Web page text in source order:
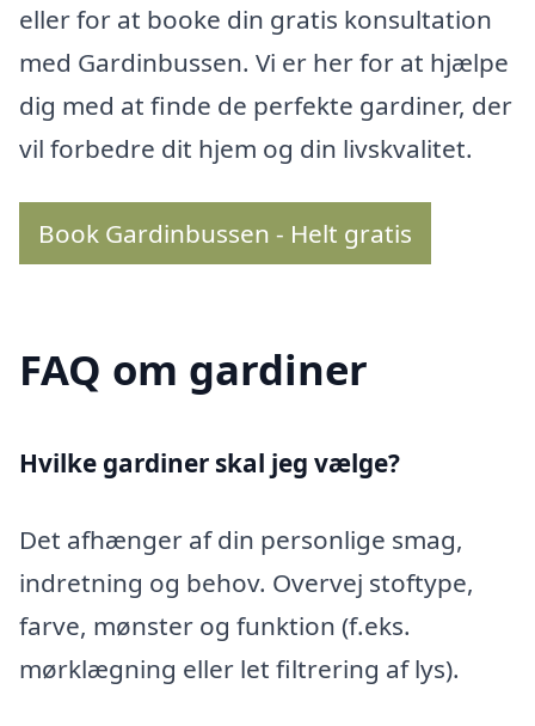
eller for at booke din gratis konsultation
med Gardinbussen. Vi er her for at hjælpe
dig med at finde de perfekte gardiner, der
vil forbedre dit hjem og din livskvalitet.
Book Gardinbussen - Helt gratis
FAQ om gardiner
Hvilke gardiner skal jeg vælge?
Det afhænger af din personlige smag,
indretning og behov. Overvej stoftype,
farve, mønster og funktion (f.eks.
mørklægning eller let filtrering af lys).